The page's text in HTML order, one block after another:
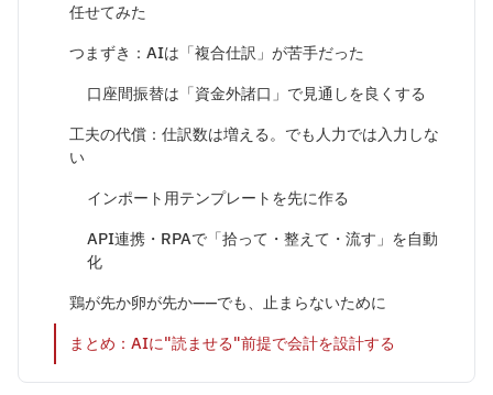
任せてみた
つまずき：AIは「複合仕訳」が苦手だった
口座間振替は「資金外諸口」で見通しを良くする
工夫の代償：仕訳数は増える。でも人力では入力しな
い
インポート用テンプレートを先に作る
API連携・RPAで「拾って・整えて・流す」を自動
化
鶏が先か卵が先か——でも、止まらないために
まとめ：AIに"読ませる"前提で会計を設計する